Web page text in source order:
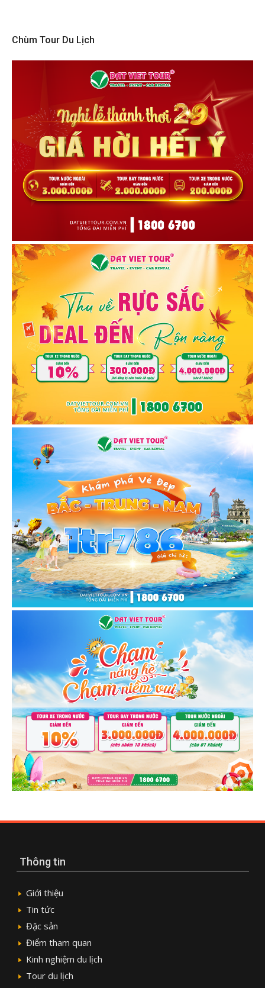
Chùm Tour Du Lịch
Thông tin
Giới thiệu
Tin tức
Đặc sản
Điểm tham quan
Kinh nghiệm du lịch
Tour du lịch